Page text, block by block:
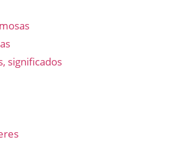
significados